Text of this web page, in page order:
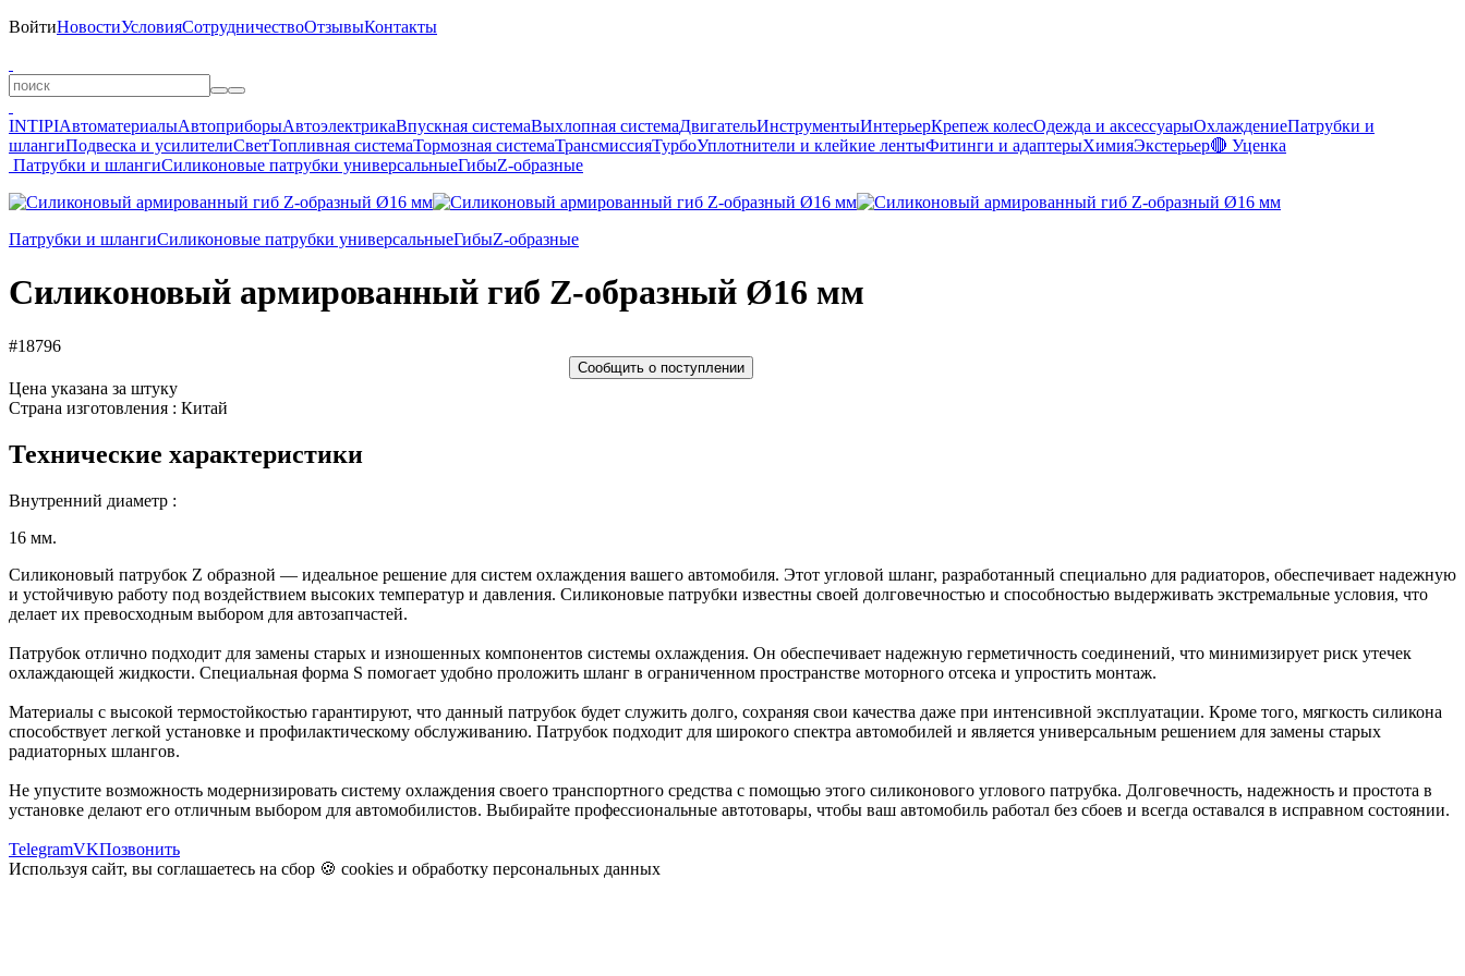
ВойтиНовостиУсловияСотрудничествоОтзывыКонтакты
INTIPIАвтоматериалыАвтоприборыАвтоэлектрикаВпускная системаВыхлопная системаДвигательИнструментыИнтерьерКрепеж колесОдежда и аксессуарыОхлаждениеПатрубки и
шлангиПодвеска и усилителиСветТопливная системаТормозная системаТрансмиссияТурбоУплотнители и клейкие лентыФитинги и адаптерыХимияЭкстерьер🔴 Уценка
Патрубки и шлангиСиликоновые патрубки универсальныеГибыZ-образные
Патрубки и шлангиСиликоновые патрубки универсальныеГибыZ-образные
Силиконовый армированный гиб Z-образный Ø16 мм
#18796
Сообщить о поступлении
Цена указана за штуку
Страна изготовления : Китай
Технические характеристики
Внутренний диаметр :
16 мм.
Силиконовый патрубок Z образной — идеальное решение для систем охлаждения вашего автомобиля. Этот угловой шланг, разработанный специально для радиаторов, обеспечивает надежную
и устойчивую работу под воздействием высоких температур и давления. Силиконовые патрубки известны своей долговечностью и способностью выдерживать экстремальные условия, что
делает их превосходным выбором для автозапчастей.
Патрубок отлично подходит для замены старых и изношенных компонентов системы охлаждения. Он обеспечивает надежную герметичность соединений, что минимизирует риск утечек
охлаждающей жидкости. Специальная форма S помогает удобно проложить шланг в ограниченном пространстве моторного отсека и упростить монтаж.
Материалы с высокой термостойкостью гарантируют, что данный патрубок будет служить долго, сохраняя свои качества даже при интенсивной эксплуатации. Кроме того, мягкость силикона
способствует легкой установке и профилактическому обслуживанию. Патрубок подходит для широкого спектра автомобилей и является универсальным решением для замены старых
радиаторных шлангов.
Не упустите возможность модернизировать систему охлаждения своего транспортного средства с помощью этого силиконового углового патрубка. Долговечность, надежность и простота в
установке делают его отличным выбором для автомобилистов. Выбирайте профессиональные автотовары, чтобы ваш автомобиль работал без сбоев и всегда оставался в исправном состоянии.
TelegramVKПозвонить
Используя сайт, вы соглашаетесь на сбор 🍪 cookies и обработку персональных данных